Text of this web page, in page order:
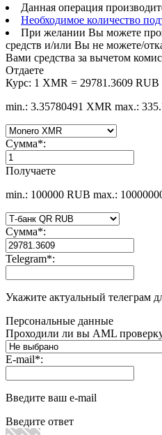
Данная операция
Необходимое количество
При желании Вы можете
средств и/или Вы не можете/
Вами средства за вычетом
Отдаете
Курс: 1 XMR = 29781.3609 RUB
min.: 3.35780491 XMR max.:
Сумма*:
Получаете
min.: 100000 RUB max.:
Сумма*:
Telegram*:
Укажите актуальный телеграм
Персональные данные
Проходили ли вы AML
E-mail*:
Введите ваш e-mail
Введите ответ